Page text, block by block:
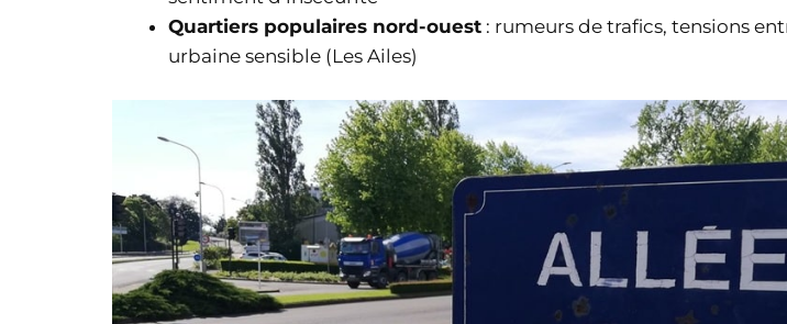
Quartiers populaires nord-ouest : rumeurs de trafics, tensions
urbaine sensible (Les Ailes)